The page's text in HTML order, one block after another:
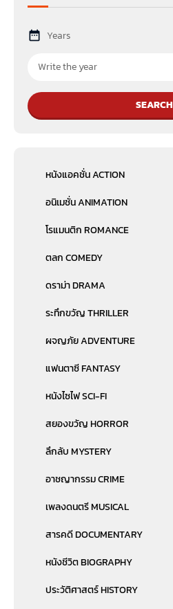
Years
SEARCH
หนังแอคชั่น ACTION
อนิเมชั่น ANIMATION
โรแมนติก ROMANCE
ตลก COMEDY
ดราม่า DRAMA
ระทึกขวัญ THRILLER
ผจญภัย ADVENTURE
แฟนตาซี FANTASY
หนังไซไฟ SCI-FI
สยองขวัญ HORROR
ลึกลับ MYSTERY
อาชญากรรม CRIME
เพลงดนตรี MUSICAL
สารคดี DOCUMENTARY
หนังชีวิต BIOGRAPHY
ประวัติศาสตร์ HISTORY